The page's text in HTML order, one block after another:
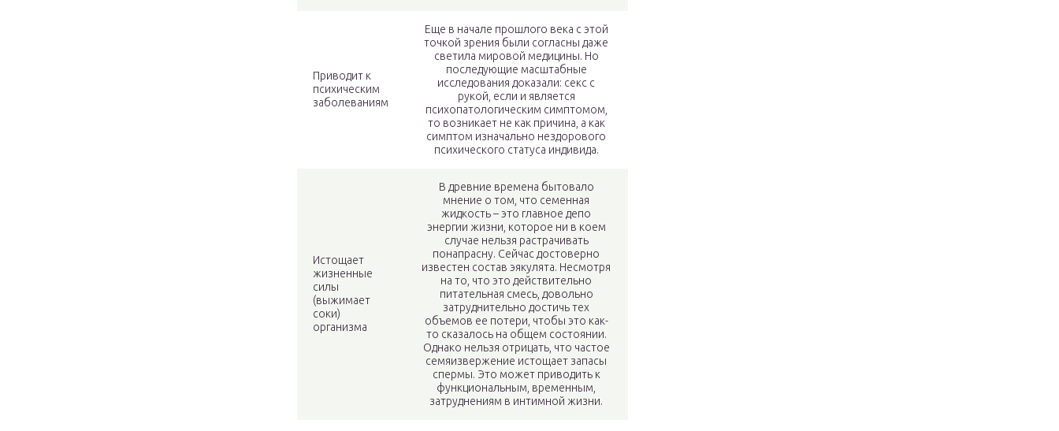
Приводит к
психическим
заболеваниям
Еще в начале прошлого века с этой
точкой зрения были согласны даже
светила мировой медицины. Но
последующие масштабные
исследования доказали: секс с
рукой, если и является
психопатологическим симптомом,
то возникает не как причина, а как
симптом изначально нездорового
психического статуса индивида.
Истощает
жизненные
силы
(выжимает
соки)
организма
В древние времена бытовало
мнение о том, что семенная
жидкость – это главное депо
энергии жизни, которое ни в коем
случае нельзя растрачивать
понапрасну. Сейчас достоверно
известен состав эякулята. Несмотря
на то, что это действительно
питательная смесь, довольно
затруднительно достичь тех
объемов ее потери, чтобы это как-
то сказалось на общем состоянии.
Однако нельзя отрицать, что частое
семяизвержение истощает запасы
спермы. Это может приводить к
функциональным, временным,
затруднениям в интимной жизни.